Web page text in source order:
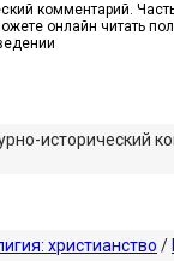
комментарий.
онлайн читать
исторический
христианство /